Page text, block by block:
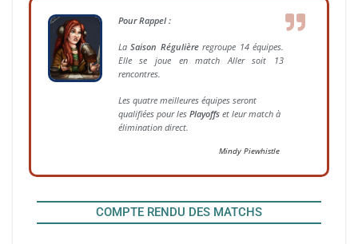
Pour Rappel :
LaSaison Régulièreregroupe 14 équipes.
Elle se joue en match Aller soit 13
rencontres.
Les quatre meilleures équipes seront
qualifiées pour les Playoffset leur match à
élimination direct.
Mindy Piewhistle
COMPTE RENDU DES MATCHS